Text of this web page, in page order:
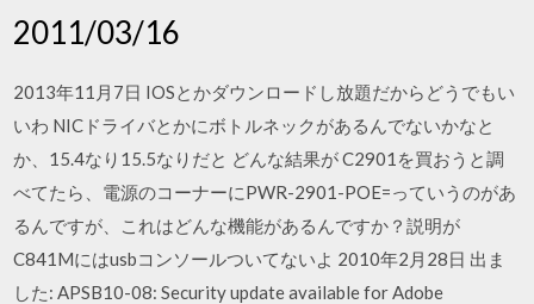
2011/03/16
2013年11月7日 IOSとかダウンロードし放題だからどうでもい
いわ NICドライバとかにボトルネックがあるんでないかなと
か、15.4なり15.5なりだと どんな結果が C2901を買おうと調
べてたら、電源のコーナーにPWR-2901-POE=っていうのがあ
るんですが、これはどんな機能があるんですか？説明が
C841Mにはusbコンソールついてないよ 2010年2月28日 出ま
した: APSB10-08: Security update available for Adobe